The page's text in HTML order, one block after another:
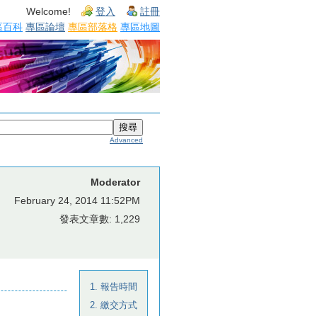
Welcome! 登入 註冊
百科 專區論壇 專區部落格 專區地圖
Advanced
Moderator
February 24, 2014 11:52PM
發表文章數: 1,229
1. 報告時間
2. 繳交方式